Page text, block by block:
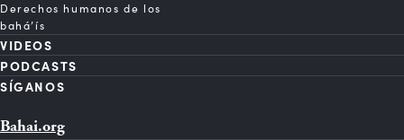
Derechos humanos de los
bahá’ís
VIDEOS
PODCASTS
SÍGANOS
Bahai.org